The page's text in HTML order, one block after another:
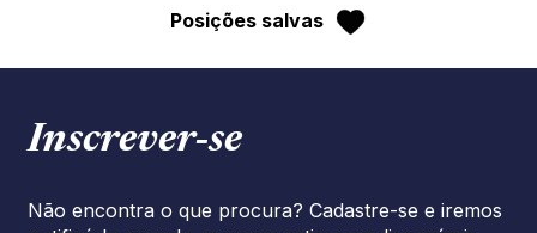
Posições salvas
Inscrever‑se
Não encontra o que procura? Cadastre-se e iremos